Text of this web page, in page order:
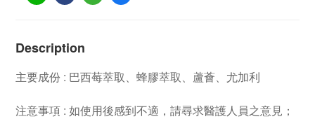
Description
主要成份 : 巴西莓萃取、蜂膠萃取、蘆薈、尤加利
注意事項 : 如使用後感到不適，請尋求醫護人員之意見；